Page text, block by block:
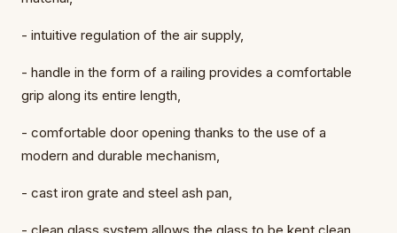
- intuitive regulation of the air supply,
- handle in the form of a railing provides a comfortable
grip along its entire length,
- comfortable door opening thanks to the use of a
modern and durable mechanism,
- cast iron grate and steel ash pan,